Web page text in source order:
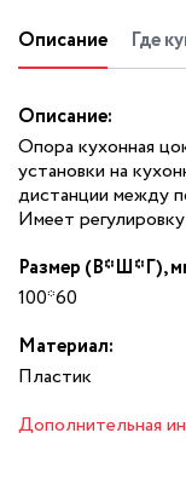
Описание Где
Описание:
Опора кухонная
установки на
дистанции между
Имеет
Размер (В*Ш*Г),
100*60
Материал:
Пластик
Дополнительная